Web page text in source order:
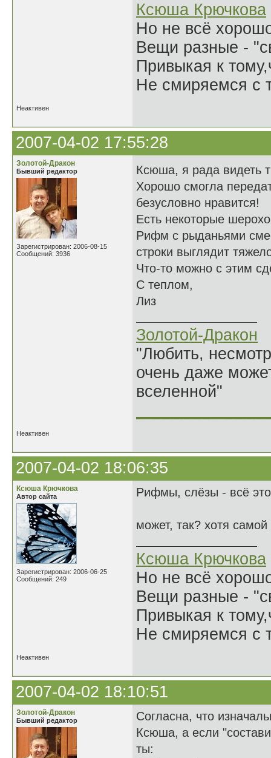
Ксюша Крючкова
Но не всё
Вещи разные -
Привыкая к
Не смиряемся с
Неактивен
2007-04-02 17:55:28
Золотой-Дракон
Бывший редактор
Зарегистрирован: 2006-08-15
Сообщений: 3936
Ксюша, я рада видеть
Хорошо смогла
безусловно нравится!
Есть некоторые
Рифм с рыданьями
строки выглядит
Что-то можно с этим
С теплом,
Лиз
Золотой-Дракон
"Любить,
очень даже
вселенной"
Неактивен
2007-04-02 18:06:35
Ксюша Крючкова
Автор сайта
Зарегистрирован: 2006-06-25
Сообщений: 249
Рифмы, слёзы - всё
может, так? хотя
Ксюша Крючкова
Но не всё
Вещи разные -
Привыкая к
Не смиряемся с
Неактивен
2007-04-02 18:10:51
Золотой-Дракон
Бывший редактор
Согласна, что
Ксюша, а если
ты: